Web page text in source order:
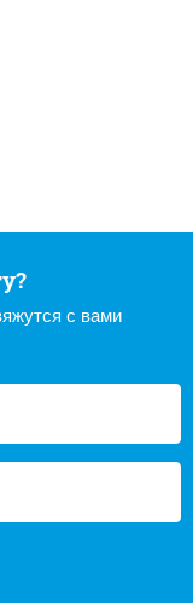
с вами